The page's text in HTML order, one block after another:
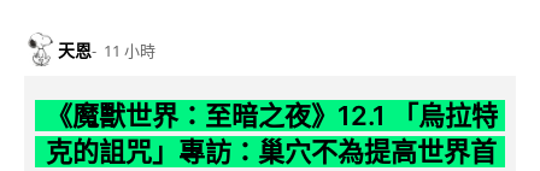
天恩 11 小時
《魔獸世界：至暗之夜》12.1 「烏拉特
克的詛咒」專訪：巢穴不為提高世界首